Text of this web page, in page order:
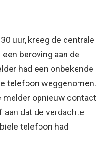
uur, kreeg de centrale
beroving aan de
had een onbekende
telefoon weggenomen.
melder opnieuw contact
aan dat de verdachte
telefoon had